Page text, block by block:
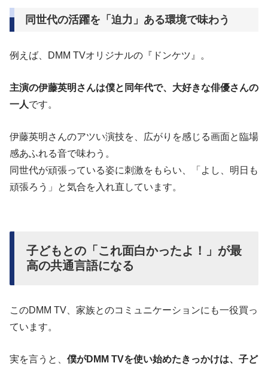
同世代の活躍を「迫力」ある環境で味わう
例えば、DMM TVオリジナルの『ドンケツ』。
主演の伊藤英明さんは僕と同年代で、大好きな俳優さんの
一人です。
伊藤英明さんのアツい演技を、広がりを感じる画面と臨場
感あふれる音で味わう。
同世代が頑張っている姿に刺激をもらい、「よし、明日も
頑張ろう」と気合を入れ直しています。
子どもとの「これ面白かったよ！」が最
高の共通言語になる
このDMM TV、家族とのコミュニケーションにも一役買っ
ています。
実を言うと、 僕がDMM TVを使い始めたきっかけは、子ど